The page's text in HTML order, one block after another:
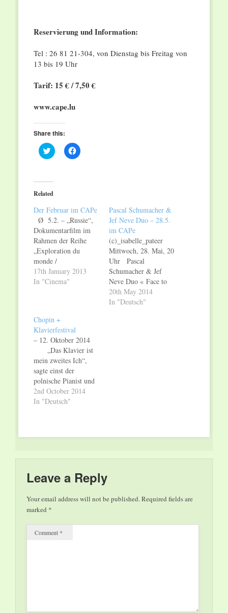
Reservierung und Information:
Tel : 26 81 21-304, von Dienstag bis Freitag von
13 bis 19 Uhr
Tarif: 15 € / 7,50 €
www.cape.lu
Share this:
Click
to
(Opens
in
new
Click
to
Related
Der Februar im CAPe
Ø 5.2. – „Russie“,
Dokumentarfilm im
Rahmen der Reihe
„Exploration du
monde /
Welterkundung“ (im
Anhang) Ø 7.+8.2.
im Rahmen des
Tanzfestivals
„PRINTEMPS
DANSE“ Ø 20.2. –
Die Dresdner
Kabarettistin und
Musikerin Anna Maria
Scholz, besser bekannt
als…
17th January 2013
In "Cinema"
Pascal Schumacher &
Jef Neve Duo – 28.5.
im CAPe
(c)_isabelle_pateer
Mittwoch, 28. Mai, 20
Uhr Pascal
Schumacher & Jef
Neve Duo « Face to
Face » Pascal
Schumacher,
20th May 2014
In "Deutsch"
Chopin +
Klavierfestival
– 12. Oktober 2014
„Das Klavier ist
mein zweites Ich“,
sagte einst der
polnische Pianist und
Komponist Frédéric
Chopin und er wusste,
seinem Schaffen und
lädt…
2nd October 2014
In "Deutsch"
Leave a Reply
Your email address will not be published.Required fields are
marked *
Comment *